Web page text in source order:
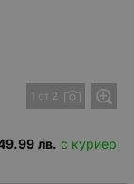
1 от 2
лв. с куриер